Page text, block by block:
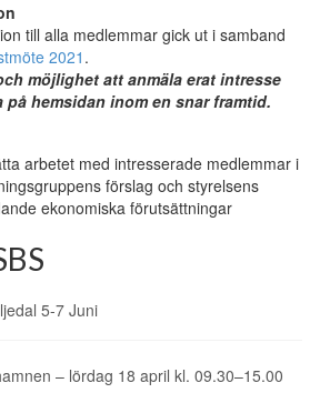
till alla medlemmar gick ut i samband
2021.
möjlighet att anmäla erat intresse
på hemsidan inom en snar framtid.
arbetet med intresserade medlemmar i
förslag och styrelsens
ekonomiska förutsättningar
5-7 Juni
– lördag 18 april kl. 09.30–15.00